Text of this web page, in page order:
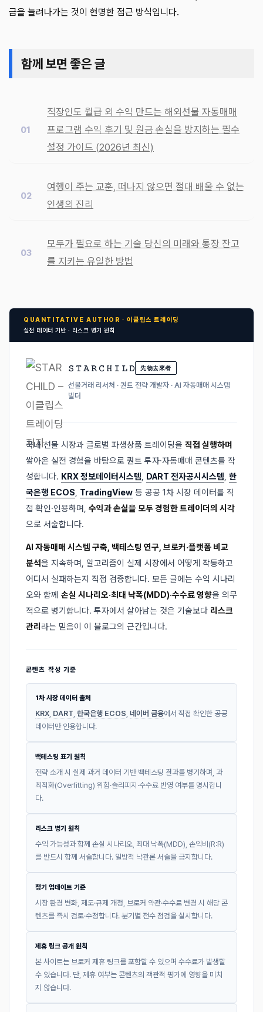
금을 늘려나가는 것이 현명한 접근 방식입니다.
함께 보면 좋은 글
직장인도 월급 외 수익 만드는 해외선물 자동매매
프로그램 수익 후기 및 원금 손실을 방지하는 필수
설정 가이드 (2026년 최신)
여행이 주는 교훈, 떠나지 않으면 절대 배울 수 없는
인생의 진리
모두가 필요로 하는 기술 당신의 미래와 통장 잔고
를 지키는 유일한 방법
QUANTITATIVE AUTHOR · 이클립스 트레이딩
실전 데이터 기반 · 리스크 병기 원칙
𝚂 𝚃 𝙰 𝚁 𝙲 𝙷 𝙸 𝙻 𝙳 先物去來者
선물거래 리서처 · 퀀트 전략 개발자 · AI 자동매매 시스템
빌더
국내 선물 시장과 글로벌 파생상품 트레이딩을 직접 실행하며
쌓아온 실전 경험을 바탕으로 퀀트 투자·자동매매 콘텐츠를 작
성합니다. KRX 정보데이터시스템, DART 전자공시시스템, 한
국은행 ECOS, TradingView 등 공공 1차 시장 데이터를 직
접 확인·인용하며, 수익과 손실을 모두 경험한 트레이더의 시각
으로 서술합니다.
AI 자동매매 시스템 구축, 백테스팅 연구, 브로커·플랫폼 비교
분석을 지속하며, 알고리즘이 실제 시장에서 어떻게 작동하고
어디서 실패하는지 직접 검증합니다. 모든 글에는 수익 시나리
오와 함께 손실 시나리오·최대 낙폭(MDD)·수수료 영향을 의무
적으로 병기합니다. 투자에서 살아남는 것은 기술보다 리스크
관리 라는 믿음이 이 블로그의 근간입니다.
콘텐츠 작성 기준
1차 시장 데이터 출처
KRX DART 한국은행 ECOS 네이버 금융에서 직접 확인한 공공
데이터만 인용합니다.
백테스팅 표기 원칙
전략 소개 시 실제 과거 데이터 기반 백테스팅 결과를 병기하며, 과
최적화(Overfitting) 위험·슬리피지·수수료 반영 여부를 명시합니
다.
리스크 병기 원칙
수익 가능성과 함께 손실 시나리오, 최대 낙폭(MDD), 손익비(R:R)
를 반드시 함께 서술합니다. 일방적 낙관론 서술을 금지합니다.
정기 업데이트 기준
시장 환경 변화, 제도·규제 개정, 브로커 약관·수수료 변경 시 해당 콘
텐츠를 즉시 검토·수정합니다. 분기별 전수 점검을 실시합니다.
제휴 링크 공개 원칙
본 사이트는 브로커 제휴 링크를 포함할 수 있으며 수수료가 발생할
수 있습니다. 단, 제휴 여부는 콘텐츠의 객관적 평가에 영향을 미치
지 않습니다.